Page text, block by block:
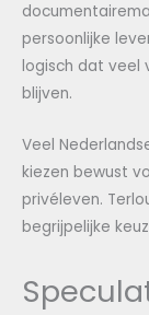
persoonlijke
logisch dat veel
blijven.
Veel
kiezen bewust
privéleven.
begrijpelijke